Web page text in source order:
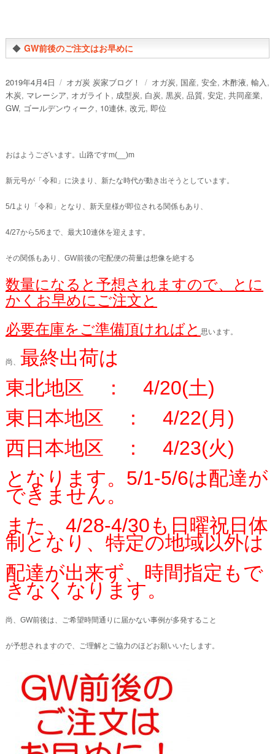
◆ GW前後のご注文はお早めに
投
稿
日:
2019年4月4日
カ
テ
ゴ
オガ炭 炭家ブログ！
タ
グ
オガ炭, 国産, 安全, 木酢液, 輸入 ,
木炭, マレーシア, オガライト , 成型炭, 白炭, 黒炭, 品質, 安定, 共同産業,
GW, ゴールデンウィーク, 10連休, 改元, 即位
おはようございます。山路ですm(__)m
新元号が「令和」に決まり、新たな時代が動き出そうとしています。
5/1より「令和」となり、新天皇様が即位される関係もあり、
4/27から5/6まで、最大10連休を迎えます。
その関係もあり、GW前後の宅配便の荷量は想像を絶する
数量になると予想されますので、とに
かくお早めにご注文と
必要在庫をご準備頂ければと 思います。
尚、 最終出荷は
東北地区 ： 4/20(土)
東日本地区 ： 4/22(月)
西日本地区 ： 4/23(火)
となります。5/1-5/6は配達が
できません。
また、4/28-4/30も日曜祝日体
制となり、特定の地域以外は
配達が出来ず、時間指定もで
きなくなります。
尚、GW前後は、ご希望時間通りに届かない事例が多発すること
が予想されますので、ご理解とご協力のほどお願いいたします。